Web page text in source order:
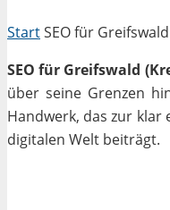
StartSEO für
SEO für Greifswald
über seine Grenzen
Handwerk, das zur
digitalen Welt beiträgt.